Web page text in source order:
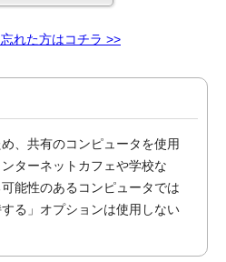
れた方はコチラ >>
、共有のコンピュータを使用
ターネットカフェや学校な
能性のあるコンピュータでは
する」オプションは使用しない